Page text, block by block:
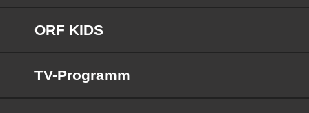
ORF KIDS
TV-Programm